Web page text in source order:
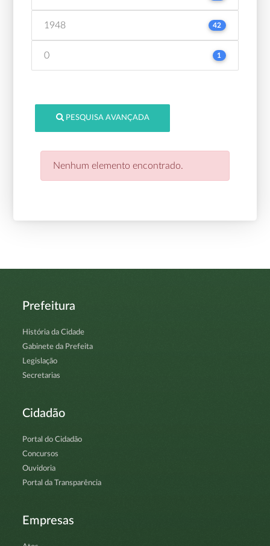
1948 42
0 1
PESQUISA AVANÇADA
Nenhum elemento encontrado.
Prefeitura
História da Cidade
Gabinete da Prefeita
Legislação
Secretarias
Cidadão
Portal do Cidadão
Concursos
Ouvidoria
Portal da Transparência
Empresas